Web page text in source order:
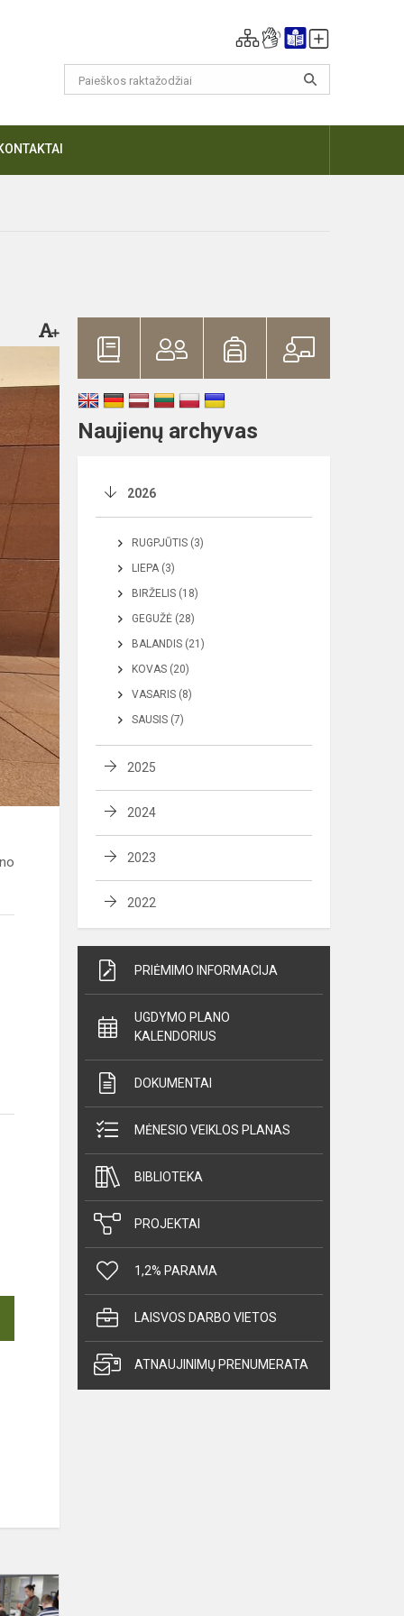
Apsilankymas
Nacionalinėje
Naujienų archyvas
2026
RUGPJŪTIS (3)
LIEPA (3)
BIRŽELIS (18)
GEGUŽĖ (28)
BALANDIS (21)
KOVAS (20)
VASARIS (8)
SAUSIS (7)
2025
2024
2023
2022
PRIĖMIMO INFORMACIJA
UGDYMO PLANO
KALENDORIUS
DOKUMENTAI
MĖNESIO VEIKLOS PLANAS
BIBLIOTEKA
PROJEKTAI
1,2% PARAMA
LAISVOS DARBO VIETOS
ATNAUJINIMŲ PRENUMERATA